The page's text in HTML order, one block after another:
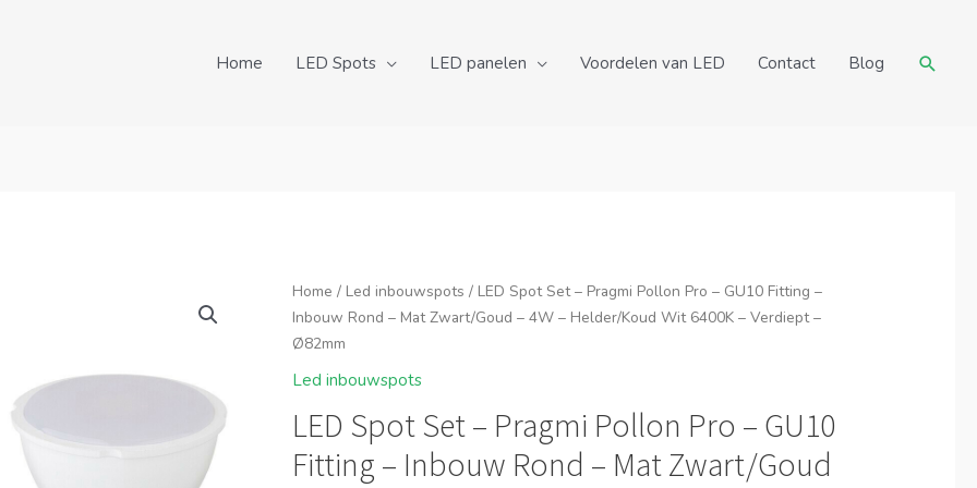
Home LED Spots LED panelen Voordelen van LED Contact Blog
Home / Led inbouwspots / LED Spot Set – Pragmi Pollon Pro – GU10 Fitting –
Inbouw Rond – Mat Zwart/Goud – 4W – Helder/Koud Wit 6400K – Verdiept –
Ø82mm
Led inbouwspots
LED Spot Set – Pragmi Pollon Pro – GU10
Fitting – Inbouw Rond – Mat Zwart/Goud